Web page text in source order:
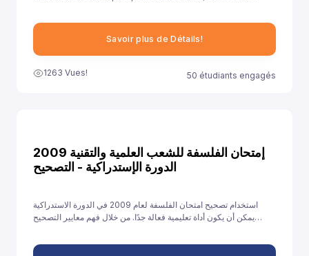
comprendre leurs erreurs et à améliorer leurs
Savoir plus de Détails!
1263 Vues! 50 étudiants engagés
إمتحان الفلسفة للشعب العلمية والتقنية 2009
الدورة الإستدراكية - التصحيح
استخدام تصحيح امتحان الفلسفة لعام 2009 في الدورة الاستدراكية
يمكن أن يكون أداة تعليمية فعالة جدًا. من خلال فهم معايير التصحيح
أدائهم والاستعداد بشكل أفضل للامتحانات القادمة.